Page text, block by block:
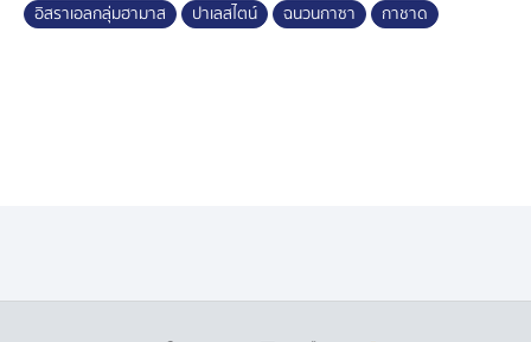
อิสราเอลกลุ่มฮามาส ปาเลสไตน์ ฉนวนกาซา กาชาด